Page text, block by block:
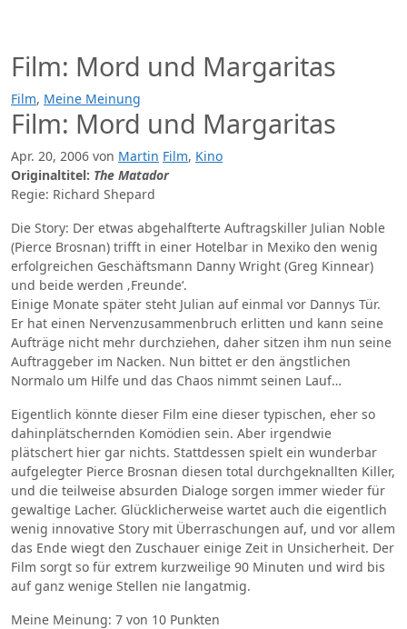
springen
Film: Mord und Margaritas
Film, Meine Meinung
Film: Mord und Margaritas
Apr. 20, 2006 von Martin Film, Kino
Originaltitel: The Matador
Regie: Richard Shepard
Die Story: Der etwas abgehalfterte Auftragskiller Julian Noble
(Pierce Brosnan) trifft in einer Hotelbar in Mexiko den wenig
erfolgreichen Geschäftsmann Danny Wright (Greg Kinnear)
und beide werden ‚Freunde‘.
Einige Monate später steht Julian auf einmal vor Dannys Tür.
Er hat einen Nervenzusammenbruch erlitten und kann seine
Aufträge nicht mehr durchziehen, daher sitzen ihm nun seine
Auftraggeber im Nacken. Nun bittet er den ängstlichen
Normalo um Hilfe und das Chaos nimmt seinen Lauf…
Eigentlich könnte dieser Film eine dieser typischen, eher so
dahinplätschernden Komödien sein. Aber irgendwie
plätschert hier gar nichts. Stattdessen spielt ein wunderbar
aufgelegter Pierce Brosnan diesen total durchgeknallten Killer,
und die teilweise absurden Dialoge sorgen immer wieder für
gewaltige Lacher. Glücklicherweise wartet auch die eigentlich
wenig innovative Story mit Überraschungen auf, und vor allem
das Ende wiegt den Zuschauer einige Zeit in Unsicherheit. Der
Film sorgt so für extrem kurzweilige 90 Minuten und wird bis
auf ganz wenige Stellen nie langatmig.
Meine Meinung: 7 von 10 Punkten